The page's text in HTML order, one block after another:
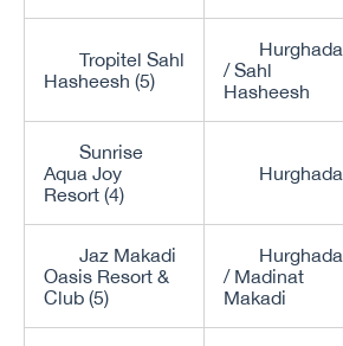
Tropitel Sahl
Hasheesh (5)
Hurghada
/ Sahl
Hasheesh
Sunrise
Aqua Joy
Resort (4)
Hurghada
Jaz Makadi
Oasis Resort &
Club (5)
Hurghada
/ Madinat
Makadi